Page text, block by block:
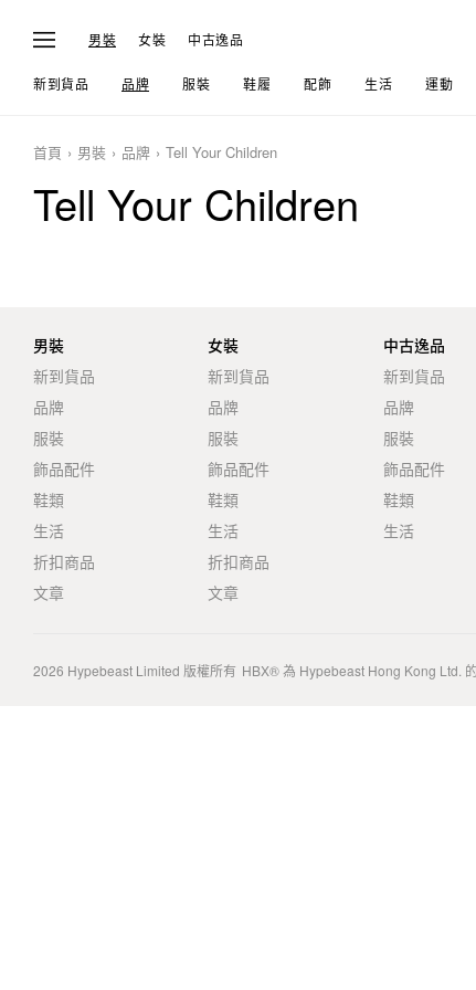
男裝 女裝 中古逸品
新到貨品 品牌 服裝 鞋履 配飾 生活 運動
首頁 男裝 品牌 Tell Your Children
Tell Your Children
男裝
新到貨品
品牌
服裝
飾品配件
鞋類
生活
折扣商品
文章
女裝
新到貨品
品牌
服裝
飾品配件
鞋類
生活
折扣商品
文章
中古逸品
新到貨品
品牌
服裝
飾品配件
鞋類
生活
2026 Hypebeast Limited 版權所有 HBX® 為 Hypebeast Hong Kong Ltd.